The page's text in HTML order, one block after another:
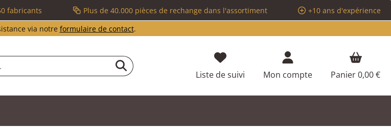
fabricants Plus de 40.000 pièces de rechange dans l'assortiment
+10 ans d'expérience
via notre formulaire de contact.
Liste de suivi Vous avez 0 articles dans votre liste
Mon compte Panier0,00 €